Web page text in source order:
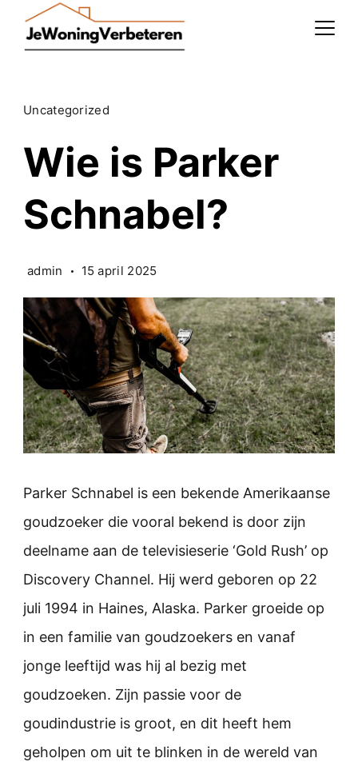
Uncategorized
Wie is Parker
Schnabel?
admin 15 april 2025
Parker Schnabel is een bekende Amerikaanse
goudzoeker die vooral bekend is door zijn
deelname aan de televisieserie ‘Gold Rush’ op
Discovery Channel. Hij werd geboren op 22
juli 1994 in Haines, Alaska. Parker groeide op
in een familie van goudzoekers en vanaf
jonge leeftijd was hij al bezig met
goudzoeken. Zijn passie voor de
goudindustrie is groot, en dit heeft hem
geholpen om uit te blinken in de wereld van